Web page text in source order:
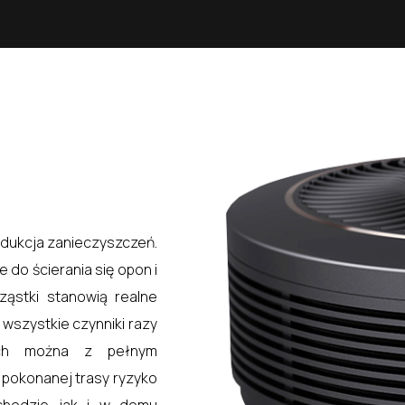
zanieczyszczeń.
do ścierania się opon i
stanowią realne
czynniki razy
można z pełnym
trasy ryzyko